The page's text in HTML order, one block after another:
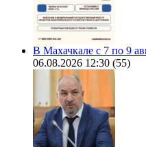
В Махачкале с 7 по 9
06.08.2026 12:30 (55)